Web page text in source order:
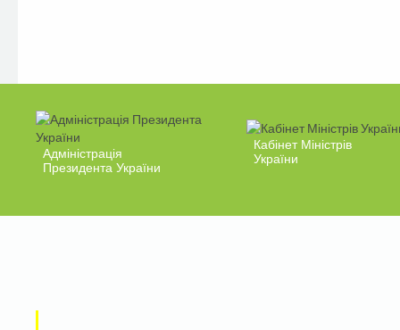
Адміністрація
Президента України
Кабінет Міністрів
України